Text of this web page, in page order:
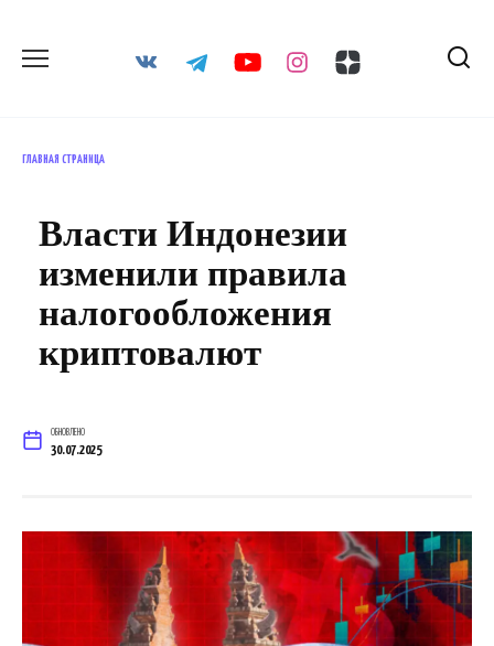
содержанию
ГЛАВНАЯ СТРАНИЦА
Власти Индонезии
изменили правила
налогообложения
криптовалют
ОБНОВЛЕНО
30.07.2025